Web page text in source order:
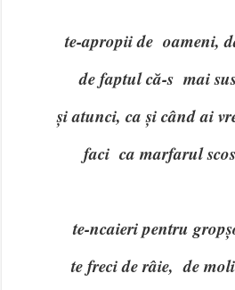
te-apropii de oameni,
de faptul că-s mai
și atunci, ca și când ai
faci ca marfarul
te-ncaieri pentru
te freci de râie, de